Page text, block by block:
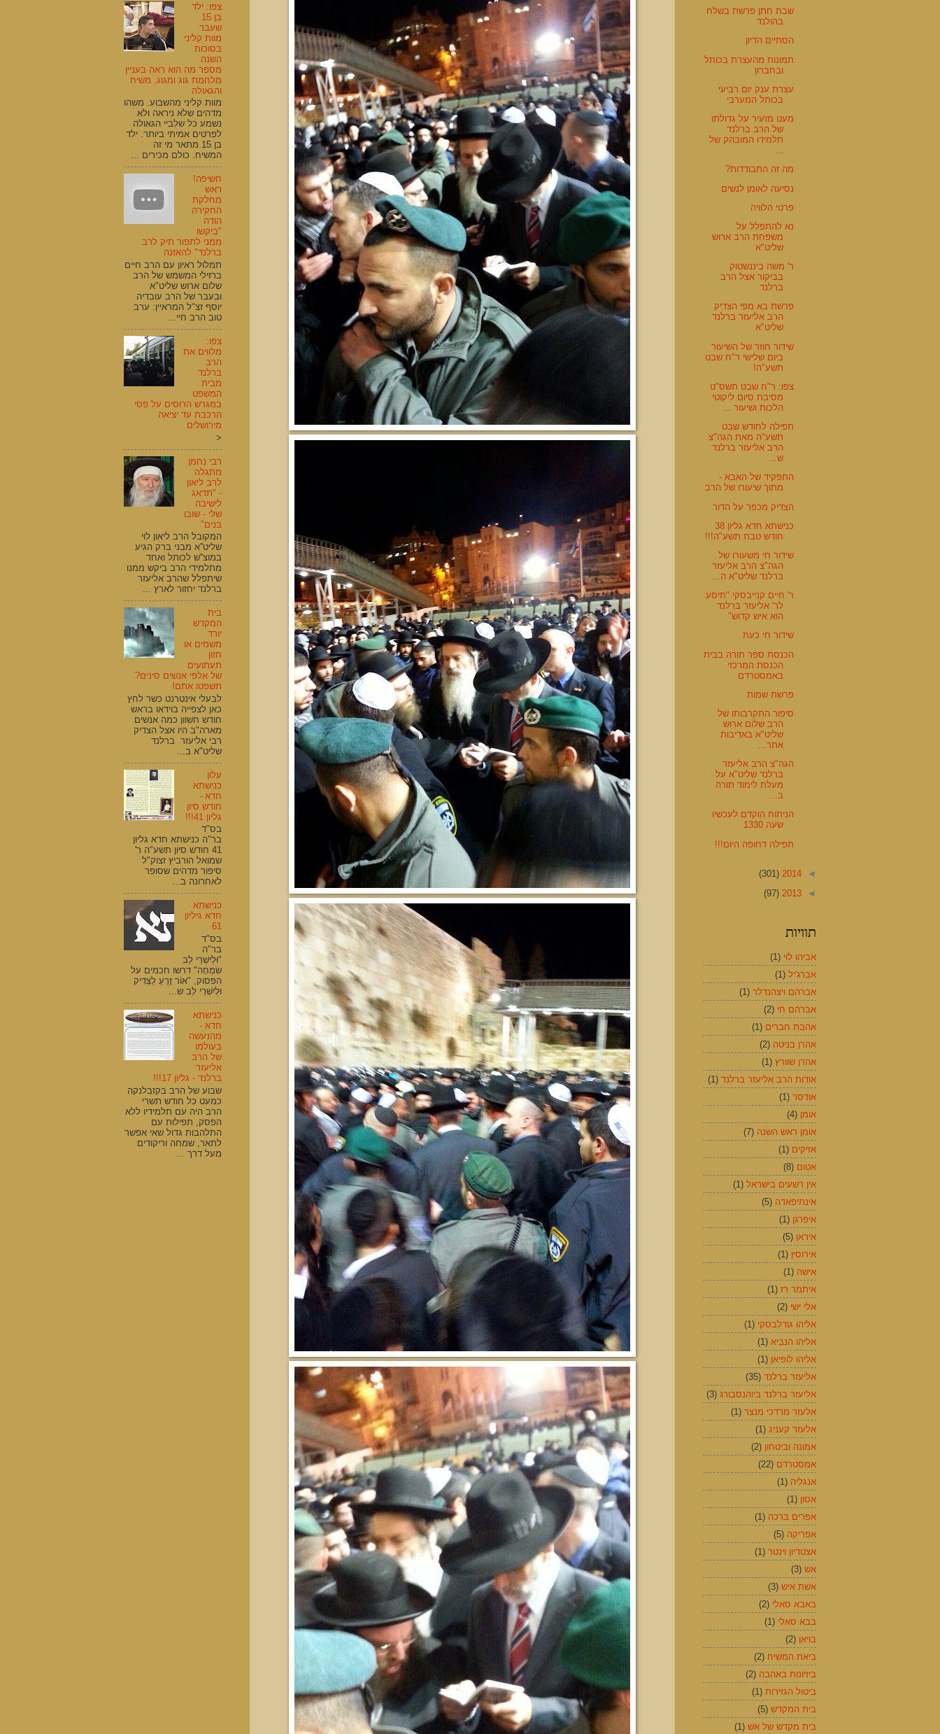
צפו: ילד
בן 15
שעבר
מוות קליני
בסוכות
השנה
מספר מה הוא ראה בעניין
מלחמת גוג ומגוג, משיח
והגאולה
מוות קליני מהשבוע. משהו
מדהים שלא ניראה ולא
נשמע כל שלביי הגאולה
לפרטים אמיתי ביותר. ילד
בן 15 מתאר מי זה
המשיח. כולם מכירים ...
חשיפה!
ראש
מחלקת
החקירה
הודה
"ביקשו
ממני לתפור תיק לרב
ברלנד" להאזנה
תמלול ראיון עם הרב חיים
ברזילי המשמש של הרב
שלום ארוש שליט"א
ובעבר של הרב עובדיה
יוסף זצ"ל המראיין: ערב
טוב הרב חיי...
צפו:
מלווים את
הרב
ברלנד
מבית
המשפט
במגרש הרוסים על פסי
הרכבת עד יציאה
מירושלים
<
רבי נחמן
מתגלה
לרב ליאון
- "תדאג
לישיבה
שלי - שובו
בנים"
המקובל הרב ליאון לוי
שליט''א מבני ברק הגיע
במוצ''ש לכותל ואחד
מתלמידי הרב ביקש ממנו
שיתפלל שהרב אליעזר
ברלנד יחזור לארץ ...
בית
המקדש
יורד
משמים או
חזון
תעתועים
של אלפי אנשים סינים?
תשפטו אתם!
לבעלי אינטרנט כשר לחץ
כאן לצפייה בוידאו בראש
חודש חשוון כמה אנשים
מארה"ב היו אצל הצדיק
רבי אליעזר ברלנד
שליט"א ב...
עלון
כנישתא
חדא -
חודש סיון
גליון 41!!!
בס"ד
בר"ה כנישתא חדא גליון
41 חודש סיון תשע"ה ר'
שמואל הורביץ זצוק"ל
סיפור מדהים שסופר
לאחרונה ב...
כנישתא
חדא גיליון
61
בס"ד
בר"ה
"וּלְיִשְׁרֵי לֵב
שִׂמְחָה" דרשו חכמים על
הפסוק, "אוֹר זָרֻעַ לַצַּדִּיק
וּלְיִשְׁרֵי לֵב ש...
כנישתא
חדא -
מהנעשה
בעולמו
של הרב
אליעזר
ברלנד - גליון 17!!!
שבוע של הרב בקזבלנקה
כמעט כל חודש תשרי
הרב היה עם תלמידיו ללא
הפסק, תפילות עם
התלהבות גדול שאי אפשר
לתאר, שמחה וריקודים
מעל דרך ...
שבת חתן פרשת בשלח
בהולנד
הסתיים הדיון
תמונות מהעצרת בכותל
ובחברון
עצרת ענק יום רביעי
בכותל המערבי
מעט מזעיר על גדולתו
של הרב ברלנד
תלמידו המובהק של
...
מה זה התבודדות?
נסיעה לאומן לנשים
פרטי הלוויה
נא להתפלל על
משפחת הרב ארוש
שליט"א
ר' משה ביננשטוק
בביקור אצל הרב
ברלנד
פרשת בא מפי הצדיק
הרב אליעזר ברלנד
שליט"א
שידור חוזר של השיעור
ביום שלישי ר"ח שבט
תשע"ה!
צפו: ר"ח שבט תשס"ט
מסיבת סיום ליקוטי
הלכות ושיעור ...
תפילה לחודש שבט
תשע"ה מאת הגה"צ
הרב אליעזר ברלנד
ש...
התפקיד של האבא -
מתוך שיעורו של הרב
הצדיק מכפר על הדור
כנישתא חדא גליון 38
חודש טבת תשע"ה!!!
שידור חי משעורו של
הגה"צ הרב אליעזר
ברלנד שליט"א ה...
ר' חיים קנייבסקי "תיסע
לר' אליעזר ברלנד
הוא איש קדוש"
שידור חי כעת
הכנסת ספר תורה בבית
הכנסת המרכזי
באמסטרדם
פרשת שמות
סיפור התקרבותו של
הרב שלום ארוש
שליט"א באדיבות
אתר...
הגה"צ הרב אליעזר
ברלנד שליט"א על
מעלת לימוד תורה
ב...
הניתוח הוקדם לעכשיו
שעה 1330
תפילה דחופה היום!!!
◄
2014
(301)
◄
2013
(97)
תוויות
אביהו לוי (1)
אברג'יל (1)
אברהם ויצהנדלר (1)
אברהם חי (2)
אהבת חברים (1)
אהרן בניטה (2)
אהרן שוורץ (1)
אודות הרב אליעזר ברלנד (1)
אודסר (1)
אומן (4)
אומן ראש השנה (7)
אזיקים (1)
אטום (8)
אין רשעים בישראל (1)
אינתיפאדה (5)
איפרגן (1)
איראן (5)
אירוסין (1)
אישה (1)
איתמר רז (1)
אלי ישי (2)
אליהו גודלבסקי (1)
אליהו הנביא (1)
אליהו לופיאן (1)
אליעזר ברלנד (35)
אליעזר ברלנד ביוהנסבורג (3)
אלעזר מרדכי מנצר (1)
אלעזר קעניג (1)
אמונה וביטחון (2)
אמסטרדם (22)
אנגליה (1)
אסון (1)
אפרים ברכה (1)
אפריקה (5)
אצטדיון וינטר (1)
אש (3)
אשת איש (3)
באבא סאלי (2)
בבא סאלי (1)
בויאן (2)
ביאת המשיח (2)
ביזיונות באהבה (2)
ביטול הגזירות (1)
בית המקדש (5)
בית מקדש של אש (1)